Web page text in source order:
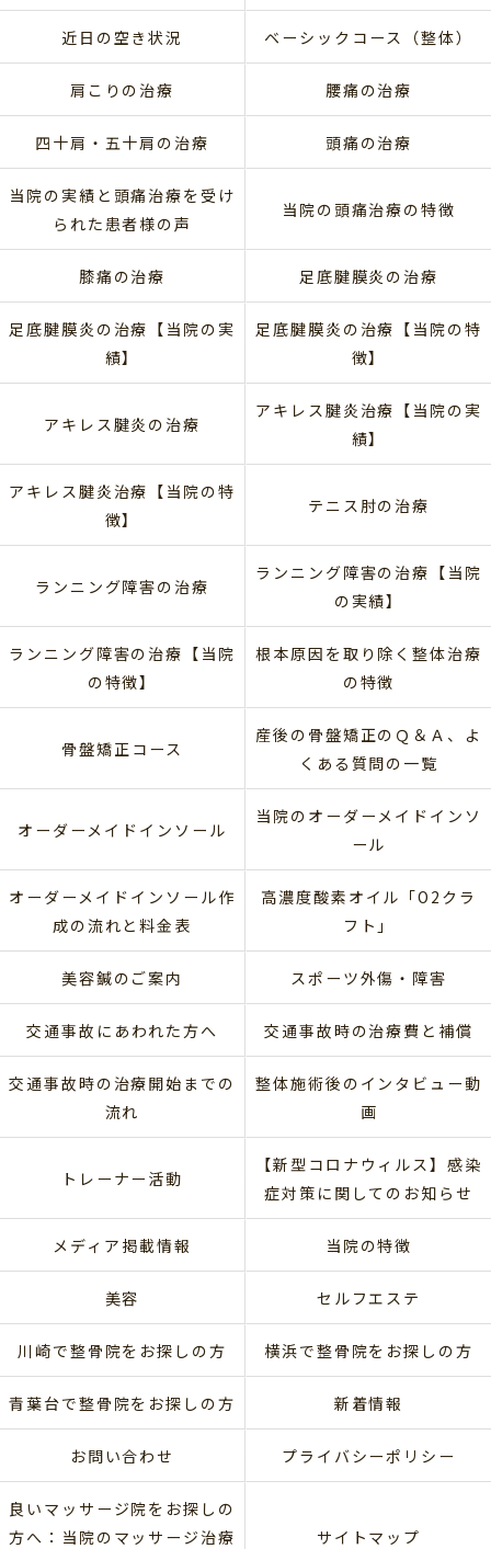
近日の空き状況 ベーシックコース（整体）
肩こりの治療 腰痛の治療
四十肩・五十肩の治療 頭痛の治療
当院の実績と頭痛治療を受け
られた患者様の声
当院の頭痛治療の特徴
膝痛の治療 足底腱膜炎の治療
足底腱膜炎の治療【当院の実
績】
足底腱膜炎の治療【当院の特
徴】
アキレス腱炎の治療
アキレス腱炎治療【当院の実
績】
アキレス腱炎治療【当院の特
徴】
テニス肘の治療
ランニング障害の治療
ランニング障害の治療【当院
の実績】
ランニング障害の治療【当院
の特徴】
根本原因を取り除く整体治療
の特徴
骨盤矯正コース
産後の骨盤矯正のＱ＆Ａ、よ
くある質問の一覧
オーダーメイドインソール
当院のオーダーメイドインソ
ール
オーダーメイドインソール作
成の流れと料金表
高濃度酸素オイル「O2クラ
フト」
美容鍼のご案内 スポーツ外傷・障害
交通事故にあわれた方へ 交通事故時の治療費と補償
交通事故時の治療開始までの
流れ
整体施術後のインタビュー動
画
トレーナー活動
【新型コロナウィルス】感染
症対策に関してのお知らせ
メディア掲載情報 当院の特徴
美容 セルフエステ
川崎で整骨院をお探しの方 横浜で整骨院をお探しの方
青葉台で整骨院をお探しの方 新着情報
お問い合わせ プライバシーポリシー
良いマッサージ院をお探しの
方へ：当院のマッサージ治療
サイトマップ